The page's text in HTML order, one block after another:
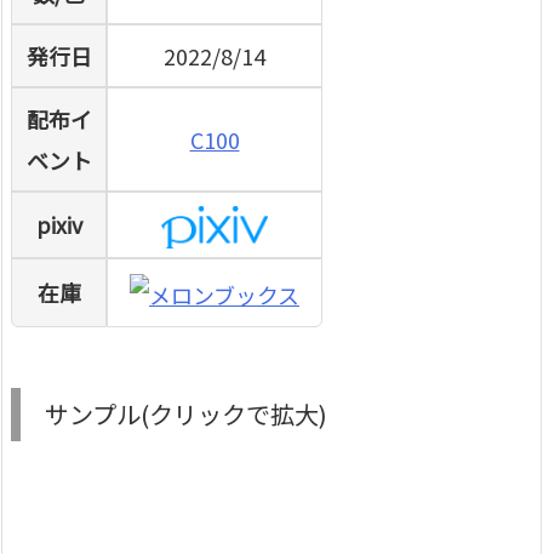
発行日
2022/8/14
配布イ
ベント
C100
pixiv
在庫
サンプル(クリックで拡大)